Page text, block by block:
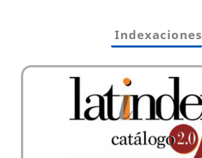
Indexaciones